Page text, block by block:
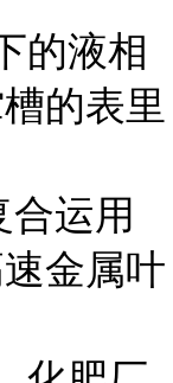
的液相
的表里
合运用
金属叶